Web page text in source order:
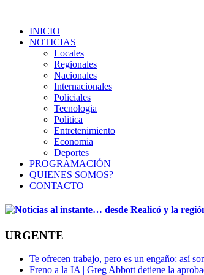
INICIO
NOTICIAS
Locales
Regionales
Nacionales
Internacionales
Policiales
Tecnologia
Politica
Entretenimiento
Economia
Deportes
PROGRAMACIÓN
QUIENES SOMOS?
CONTACTO
URGENTE
Te ofrecen trabajo, pero es un engaño: así
Freno a la IA | Greg Abbott detiene la